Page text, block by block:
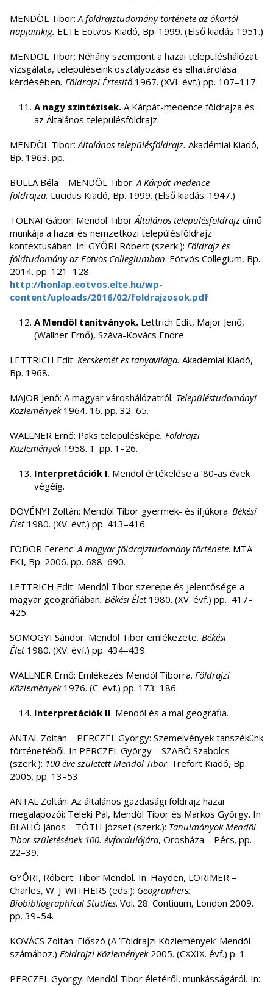
MENDÖL Tibor:A földrajztudomány története az ókortól
napjainkig. ELTE Eötvös Kiadó, Bp. 1999. (Első kiadás 1951.)
MENDÖL Tibor: Néhány szempont a hazai településhálózat
vizsgálata, településeink osztályozása és elhatárolása
kérdésében. Földrajzi Értesítő1967. (XVI. évf.) pp. 107–117.
A nagy szintézisek. A Kárpát-medence földrajza és
az Általános településföldrajz.
MENDÖL Tibor:Általános településföldrajz. Akadémiai Kiadó,
Bp. 1963. pp.
BULLA Béla – MENDÖL Tibor:A Kárpát-medence
földrajza. Lucidus Kiadó, Bp. 1999. (Első kiadás: 1947.)
TOLNAI Gábor: Mendöl TiborÁltalános településföldrajz című
munkája a hazai és nemzetközi településföldrajz
kontextusában. In: GYŐRI Róbert (szerk.): Földrajz és
földtudomány az Eötvös Collegiumban. Eötvös Collegium, Bp.
2014. pp. 121–128.
http://honlap.eotvos.elte.hu/wp-
content/uploads/2016/02/foldrajzosok.pdf
A Mendöl tanítványok. Lettrich Edit, Major Jenő,
(Wallner Ernő), Száva-Kovács Endre.
LETTRICH Edit: Kecskemét és tanyavilága. Akadémiai Kiadó,
Bp. 1968.
MAJOR Jenő: A magyar városhálózatról. Településtudományi
Közlemények1964. 16. pp. 32–65.
WALLNER Ernő: Paks településképe. Földrajzi
Közlemények1958. 1. pp. 1–26.
Interpretációk I. Mendöl értékelése a ’80-as évek
végéig.
DÖVÉNYI Zoltán: Mendöl Tibor gyermek- és ifjúkora. Békési
Élet1980. (XV. évf.) pp. 413–416.
FODOR Ferenc:A magyar földrajztudomány története. MTA
FKI, Bp. 2006. pp. 688–690.
LETTRICH Edit: Mendöl Tibor szerepe és jelentősége a
magyar geográfiában. Békési Élet1980. (XV. évf.) pp. 417–
425.
SOMOGYI Sándor: Mendöl Tibor emlékezete. Békési
Élet1980. (XV. évf.) pp. 434–439.
WALLNER Ernő: Emlékezés Mendöl Tiborra. Földrajzi
Közlemények1976. (C. évf.) pp. 173–186.
Interpretációk II. Mendöl és a mai geográfia.
ANTAL Zoltán – PERCZEL György: Szemelvények tanszékünk
történetéből. In PERCZEL György – SZABÓ Szabolcs
(szerk.): 100 éve született Mendöl Tibor. Trefort Kiadó, Bp.
2005. pp. 13–53.
ANTAL Zoltán: Az általános gazdasági földrajz hazai
megalapozói: Teleki Pál, Mendöl Tibor és Markos György. In
BLAHÓ János – TÓTH József (szerk.): Tanulmányok Mendöl
Tibor születésének 100. évfordulójára, Orosháza – Pécs. pp.
22–39.
GYŐRI, Róbert: Tibor Mendöl. In: Hayden, LORIMER –
Charles, W. J. WITHERS (eds.): Geographers:
Biobibliographical Studies. Vol. 28. Contiuum, London 2009.
pp. 39–54.
KOVÁCS Zoltán: Előszó (A ’Földrajzi Közlemények’ Mendöl
számához.) Földrajzi Közlemények2005. (CXXIX. évf.) p. 1.
PERCZEL György: Mendöl Tibor életéről, munkásságáról. In: